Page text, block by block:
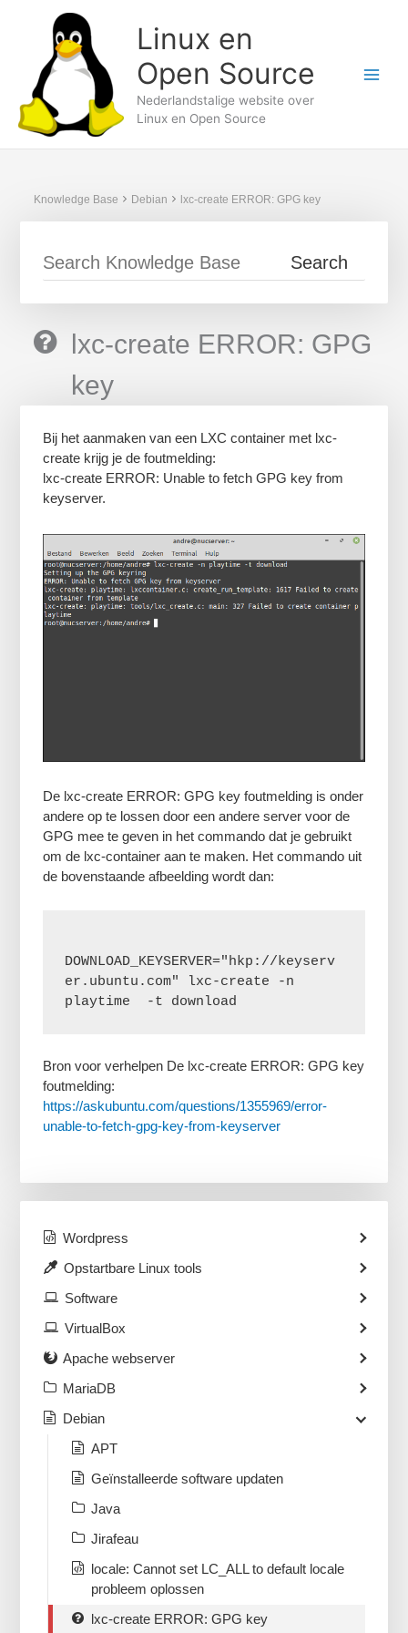
Linux en
Open Source
Nederlandstalige website over
Linux en Open Source
Knowledge Base Debian lxc-create ERROR: GPG key
lxc-create ERROR: GPG
key
Bij het aanmaken van een LXC container met lxc-
create krijg je de foutmelding:
lxc-create ERROR: Unable to fetch GPG key from
keyserver.
De lxc-create ERROR: GPG key foutmelding is onder
andere op te lossen door een andere server voor de
GPG mee te geven in het commando dat je gebruikt
om de lxc-container aan te maken. Het commando uit
de bovenstaande afbeelding wordt dan:
DOWNLOAD_KEYSERVER="hkp://keyserv
er.ubuntu.com" lxc-create -n
playtime  -t download
Bron voor verhelpen De lxc-create ERROR: GPG key
foutmelding:
https://askubuntu.com/questions/1355969/error-
unable-to-fetch-gpg-key-from-keyserver
Wordpress
Opstartbare Linux tools
Software
VirtualBox
Apache webserver
MariaDB
Debian
APT
Geïnstalleerde software updaten
Java
Jirafeau
locale: Cannot set LC_ALL to default locale
probleem oplossen
lxc-create ERROR: GPG key